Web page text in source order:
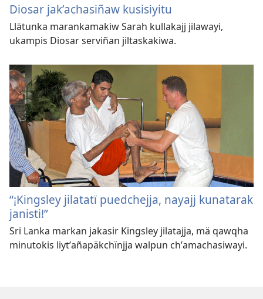
Diosar jakʼachasiñaw kusisiyitu
Llätunka marankamakiw Sarah kullakajj jilawayi,
ukampis Diosar serviñan jiltaskakiwa.
“¡Kingsley jilatatï puedchejja, nayajj kunatarak
janisti!”
Sri Lanka markan jakasir Kingsley jilatajja, mä qawqha
minutokis liytʼañapäkchïnjja walpun chʼamachasiwayi.